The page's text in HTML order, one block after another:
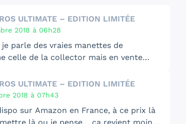
ULTIMATE – EDITION LIMITÉE
2018 à 06h28
parle des vraies manettes de
celle de la collector mais en vente
ULTIMATE – EDITION LIMITÉE
2018 à 07h43
sur Amazon en France, à ce prix là